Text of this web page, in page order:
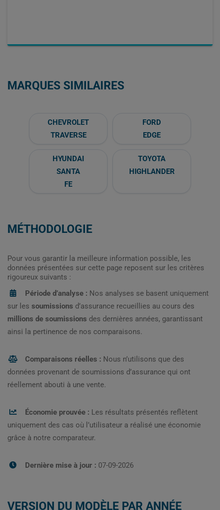
MARQUES SIMILAIRES
CHEVROLET
TRAVERSE
FORD
EDGE
HYUNDAI
SANTA
FE
TOYOTA
HIGHLANDER
MÉTHODOLOGIE
Pour vous garantir la meilleure information possible, les
données présentées sur cette page reposent sur les critères
rigoureux suivants :
Période d’analyse : Nos analyses se basent uniquement
sur les soumissions d’assurance recueillies au cours des
millions de soumissions des dernières années, garantissant
ainsi la pertinence de nos comparaisons.
Comparaisons réelles : Nous n’utilisons que des
données provenant de soumissions d’assurance qui ont
réellement abouti à une vente.
Économie prouvée : Les résultats présentés reflètent
uniquement des cas où l’utilisateur a réalisé une économie
grâce à notre comparateur.
Dernière mise à jour : 07-09-2026
VERSION DU MODÈLE PAR ANNÉE